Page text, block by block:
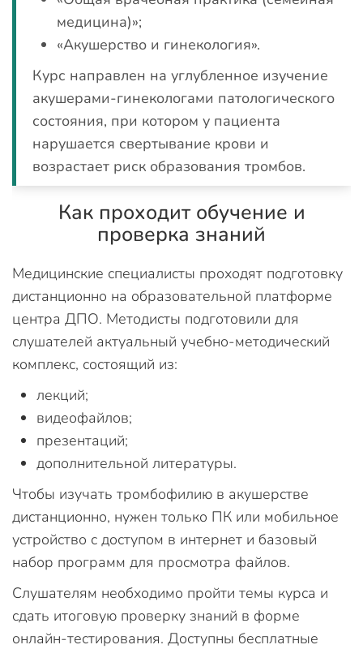
медицина)»;
«Акушерство и гинекология».
Курс направлен на углубленное изучение
акушерами-гинекологами патологического
состояния, при котором у пациента
нарушается свертывание крови и
возрастает риск образования тромбов.
Как проходит обучение и
проверка знаний
Медицинские специалисты проходят подготовку
дистанционно на образовательной платформе
центра ДПО. Методисты подготовили для
слушателей актуальный учебно-методический
комплекс, состоящий из:
лекций;
видеофайлов;
презентаций;
дополнительной литературы.
Чтобы изучать тромбофилию в акушерстве
дистанционно, нужен только ПК или мобильное
устройство с доступом в интернет и базовый
набор программ для просмотра файлов.
Слушателям необходимо пройти темы курса и
сдать итоговую проверку знаний в форме
онлайн-тестирования. Доступны бесплатные